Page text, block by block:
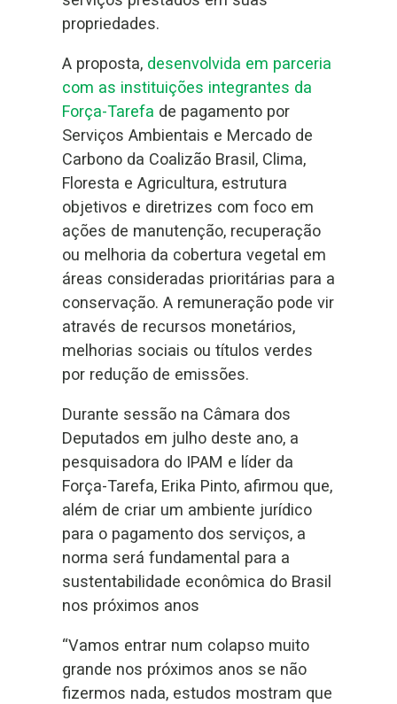
propriedades.
A proposta, desenvolvida em parceria
com as instituições integrantes da
Força-Tarefa de pagamento por
Serviços Ambientais e Mercado de
Carbono da Coalizão Brasil, Clima,
Floresta e Agricultura, estrutura
objetivos e diretrizes com foco em
ações de manutenção, recuperação
ou melhoria da cobertura vegetal em
áreas consideradas prioritárias para a
conservação. A remuneração pode vir
através de recursos monetários,
melhorias sociais ou títulos verdes
por redução de emissões.
Durante sessão na Câmara dos
Deputados em julho deste ano, a
pesquisadora do IPAM e líder da
Força-Tarefa, Erika Pinto, afirmou que,
além de criar um ambiente jurídico
para o pagamento dos serviços, a
norma será fundamental para a
sustentabilidade econômica do Brasil
nos próximos anos
“Vamos entrar num colapso muito
grande nos próximos anos se não
fizermos nada, estudos mostram que